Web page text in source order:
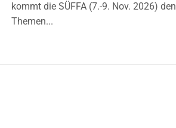
kommt die SÜFFA (7.-9. Nov. 2026) den
Themen...